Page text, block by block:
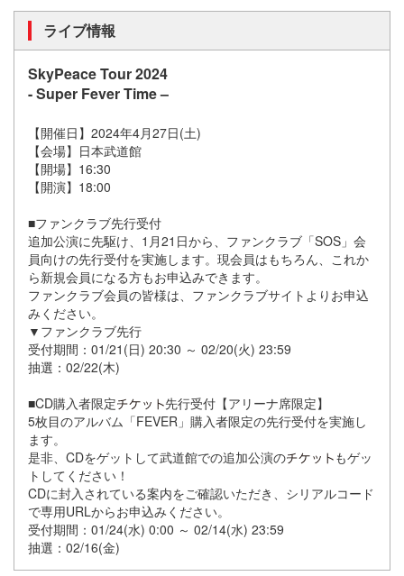
ライブ情報
SkyPeace Tour 2024
- Super Fever Time –
【開催日】2024年4月27日(土)
【会場】日本武道館
【開場】16:30
【開演】18:00
■ファンクラブ先行受付
追加公演に先駆け、1月21日から、ファンクラブ「SOS」会
員向けの先行受付を実施します。現会員はもちろん、これか
ら新規会員になる方もお申込みできます。
ファンクラブ会員の皆様は、ファンクラブサイトよりお申込
みください。
▼ファンクラブ先行
受付期間：01/21(日) 20:30 ～ 02/20(火) 23:59
抽選：02/22(木)
■CD購入者限定
先行受付【アリーナ席限定】
5枚目のアルバム「FEVER」購入者限定の先行受付を実施し
ます。
是非、CDをゲットして武道館での追加公演の
もゲッ
トしてください！
CDに封入されている案内をご確認いただき、シリアルコード
で専用URLからお申込みください。
受付期間：01/24(水) 0:00 ～ 02/14(水) 23:59
抽選：02/16(金)